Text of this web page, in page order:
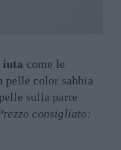
iuta come le
pelle color sabbia
sulla parte
consigliato: